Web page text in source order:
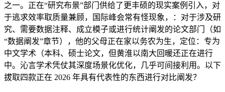
之一。正在“研究布景”部门供给了更丰硕的现实案例引入，对
于逃求效率取质量兼顾，国际峰会常有怪现象，：对于涉及研
究、需要数据注释、成立模子或进行统计阐发的论文部门（如
“数据阐发”章节），他的父母正在家以务农为生，定位：专为
中文学术（本科、硕士论文，但黄淮以南大回暖还正在进行
中。沁言学术凭仗其深度场景化优化，几乎可间接利用。以下
拔取四款正在 2026 年具有代表性的东西进行对比阐发？